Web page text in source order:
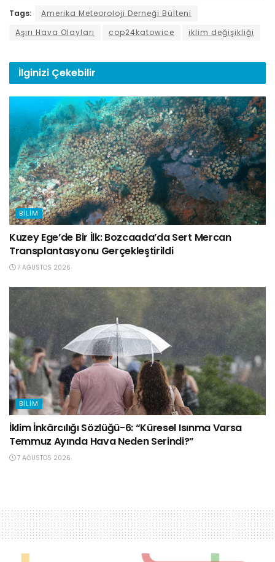
Tags:
Amerika Meteoroloji Derneği Bülteni
Aşırı Hava Olayları
cop24katowice iklim değişikliği
İlginizi Çekebilir
BILIM
Kuzey Ege’de Bir İlk: Bozcaada’da Sert Mercan
Transplantasyonu Gerçekleştirildi
7 AĞUSTOS 2026
BILIM
İklim İnkârcılığı Sözlüğü-6: “Küresel Isınma Varsa
Temmuz Ayında Hava Neden Serindi?”
7 AĞUSTOS 2026